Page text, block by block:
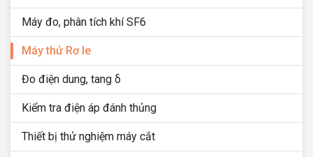
Máy đo, phân tích khí SF6
Máy thử Rơ le
Đo điện dung, tang δ
Kiểm tra điện áp đánh thủng
Thiết bị thử nghiệm máy cắt